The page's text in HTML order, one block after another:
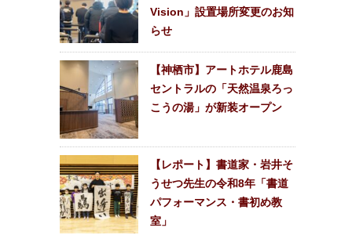
Vision」設置場所変更のお知
らせ
【神栖市】アートホテル鹿島
セントラルの「天然温泉ろっ
こうの湯」が新装オープン
【レポート】書道家・岩井そ
うせつ先生の令和8年「書道
パフォーマンス・書初め教
室」